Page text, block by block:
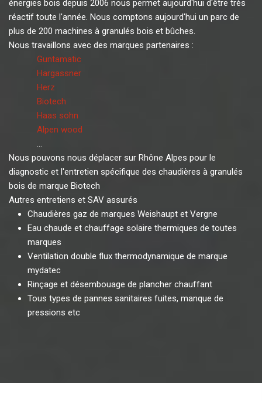
énergies bois depuis 2006 nous permet aujourd'hui d'être très
réactif toute l'année. Nous comptons aujourd'hui un parc de
plus de 200 machines à granulés bois et bûches.
Nous travaillons avec des marques partenaires :
Guntamatic
Hargassner
Herz
Biotech
Haas sohn
Alpen wood
...
Nous pouvons nous déplacer sur Rhône Alpes pour le
diagnostic et l'entretien spécifique des chaudières à granulés
bois de marque Biotech
Autres entretiens et SAV assurés
Chaudières gaz de marques Weishaupt et Vergne
Eau chaude et chauffage solaire thermiques de toutes
marques
Ventilation double flux thermodynamique de marque
mydatec
Rinçage et désembouage de plancher chauffant
Tous types de pannes sanitaires fuites, manque de
pressions etc